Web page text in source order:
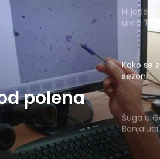
polena
Hiljade
ulice
Kako se
sezoni
Šuga u